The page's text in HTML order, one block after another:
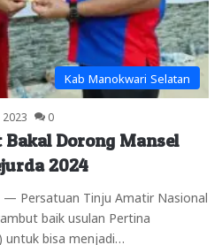
Kab Manokwari Selatan
0
Dorong Mansel
2024
— Persatuan Tinju Amatir Nasional
baik usulan Pertina
bisa menjadi…